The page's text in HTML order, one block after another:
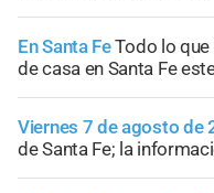
En Santa FeTodo lo
de casa en Santa Fe
Viernes 7 de agosto de
de Santa Fe; la